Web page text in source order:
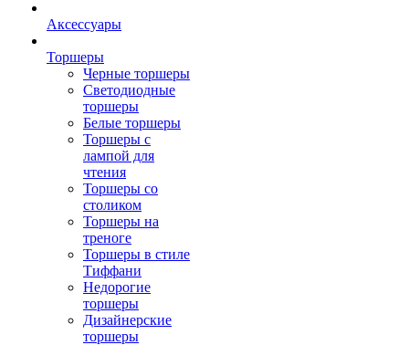
Аксессуары
Торшеры
Черные торшеры
Светодиодные
торшеры
Белые торшеры
Торшеры с
лампой для
чтения
Торшеры со
столиком
Торшеры на
треноге
Торшеры в стиле
Тиффани
Недорогие
торшеры
Дизайнерские
торшеры